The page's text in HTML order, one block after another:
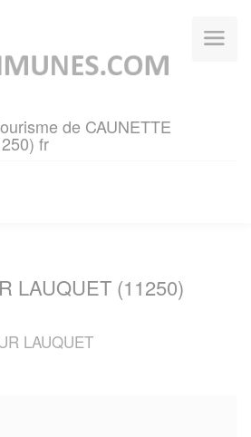
de CAUNETTE
fr
LAUQUET (11250)
LAUQUET